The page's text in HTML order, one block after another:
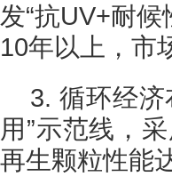
发“抗UV+耐
10年以上，市
3. 循环经
用”示范线，
再生颗粒性能